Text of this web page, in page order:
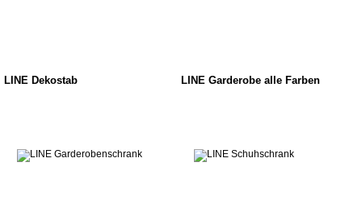
LINE Dekostab LINE Garderobe alle Farben